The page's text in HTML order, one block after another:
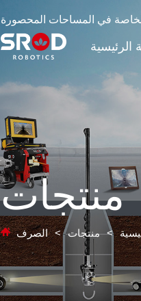
الخاصة في المساحات المحصورة
الرئيسية
منتجات
> منتجات >